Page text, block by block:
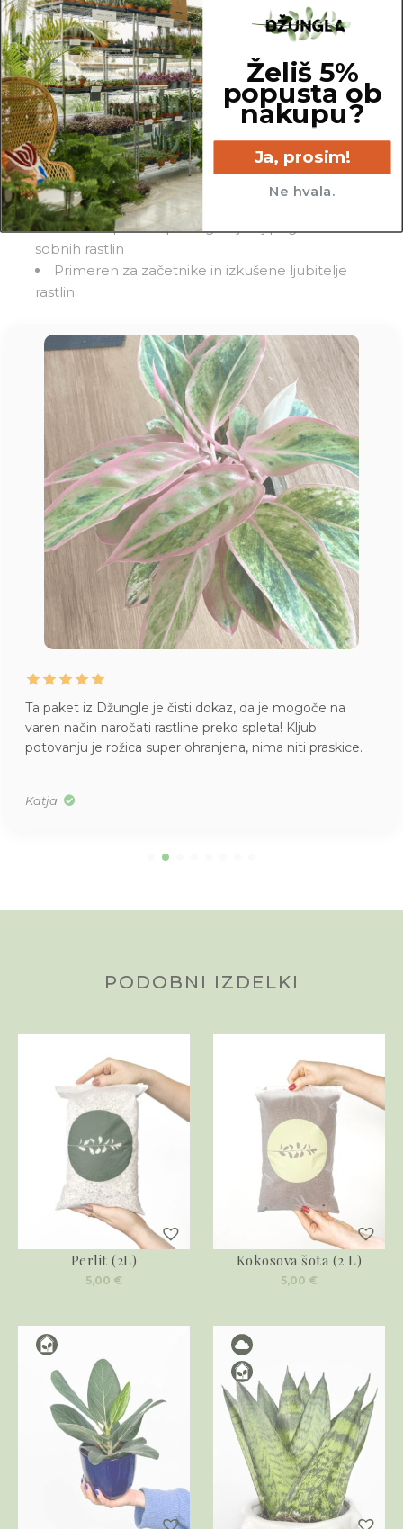
pravo džunglo.
Priročnik ti služi kot hiter, zanesljiv in vedno
dostopen vir, ko se pojavi vprašanj: “Kaj delam
narobe s to rastlino?”.
Tehnične lastnosti:
Format: PDF
Vsebina: svetloba, zalivanje, gnojenje,
presajanje, škodljivci, pogoste težave
Namen: pomoč pri negi najbolj pogostih
sobnih rastlin
Primeren za začetnike in izkušene ljubitelje
rastlin
Ta paket iz Džungle je čisti dokaz, da je mogoče na
varen način naročati rastline preko spleta! Kljub
potovanju je rožica super ohranjena, nima niti praskice.
Katja
PODOBNI IZDELKI
Perlit (2L)
5,00 €
Kokosova šota (2 L)
5,00 €
Želiš 5%
popusta ob
nakupu?
Ja, prosim!
Ne hvala.